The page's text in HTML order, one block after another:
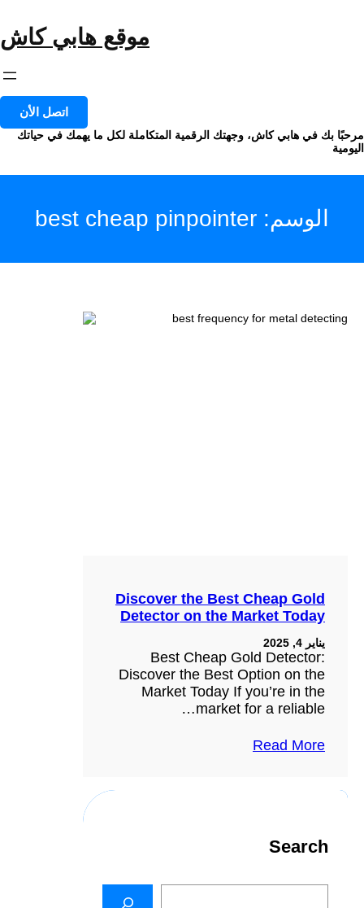
موقع هابي كاش
اتصل الأن
مرحبًا بك في هابي كاش، وجهتك الرقمية المتكاملة لكل ما يهمك في حياتك
اليومية
الوسم: best cheap pinpointer
Discover the Best Cheap Gold
Detector on the Market Today
يناير 4, 2025
Best Cheap Gold Detector:
Discover the Best Option on the
Market Today If you’re in the
market for a reliable…
Read More
Search